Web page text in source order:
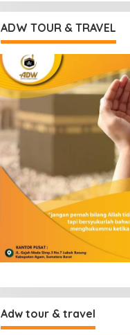
ADW TOUR & TRAVEL
Adw tour & travel